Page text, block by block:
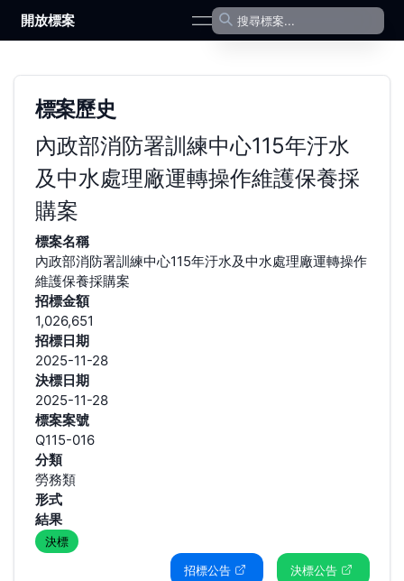
開放標案 open navigation menu
標案歷史
內政部消防署訓練中心115年汙水
及中水處理廠運轉操作維護保養採
購案
標案名稱
內政部消防署訓練中心115年汙水及中水處理廠運轉操作
維護保養採購案
招標金額
1,026,651
招標日期
2025-11-28
決標日期
2025-11-28
標案案號
Q115-016
分類
勞務類
形式
結果
決標
招標公告
決標公告